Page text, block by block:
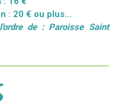
: 20 € ou plus...
de :Paroisse Saint